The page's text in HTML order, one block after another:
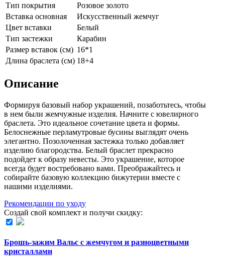
Тип покрытия
Розовое золото
Вставка основная
Искусственный жемчуг
Цвет вставки
Белый
Тип застежки
Карабин
Размер вставок (см) 16*1
Длина браслета (см) 18+4
Описание
Формируя базовый набор украшений, позаботьтесь, чтобы
в нем были жемчужные изделия. Начните с ювелирного
браслета. Это идеальное сочетание цвета и формы.
Белоснежные перламутровые бусины выглядят очень
элегантно. Позолоченная застежка только добавляет
изделию благородства. Белый браслет прекрасно
подойдет к образу невесты. Это украшение, которое
всегда будет востребовано вами. Преображайтесь и
собирайте базовую коллекцию бижутерии вместе с
нашими изделиями.
Рекомендации по уходу
Создай свой комплект и получи скидку:
Брошь-зажим Вальс с жемчугом и разноцветными
кристаллами